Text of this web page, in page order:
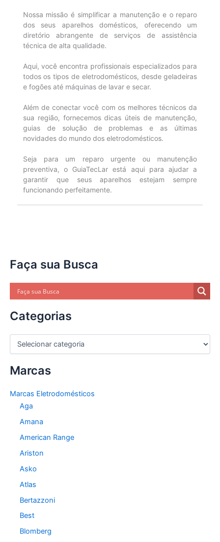
Nossa missão é simplificar a manutenção e o reparo
dos seus aparelhos domésticos, oferecendo um
diretório abrangente de serviços de assistência
técnica de alta qualidade.
Aqui, você encontra profissionais especializados para
todos os tipos de eletrodomésticos, desde geladeiras
e fogões até máquinas de lavar e secar.
Além de conectar você com os melhores técnicos da
sua região, fornecemos dicas úteis de manutenção,
guias de solução de problemas e as últimas
novidades do mundo dos eletrodomésticos.
Seja para um reparo urgente ou manutenção
preventiva, o GuiaTecLar está aqui para ajudar a
garantir que seus aparelhos estejam sempre
funcionando perfeitamente.
Faça sua Busca
Categorias
C
e
r
Marcas
Marcas Eletrodomésticos
Aga
Amana
American Range
Ariston
Asko
Atlas
Bertazzoni
Best
Blomberg